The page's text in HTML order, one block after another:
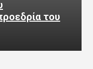
του